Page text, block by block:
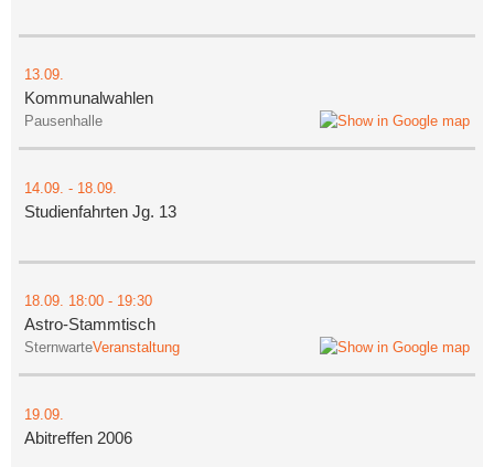
13.09.
Kommunalwahlen
Pausenhalle
14.09. - 18.09.
Studienfahrten Jg. 13
18.09. 18:00 - 19:30
Astro-Stammtisch
SternwarteVeranstaltung
19.09.
Abitreffen 2006